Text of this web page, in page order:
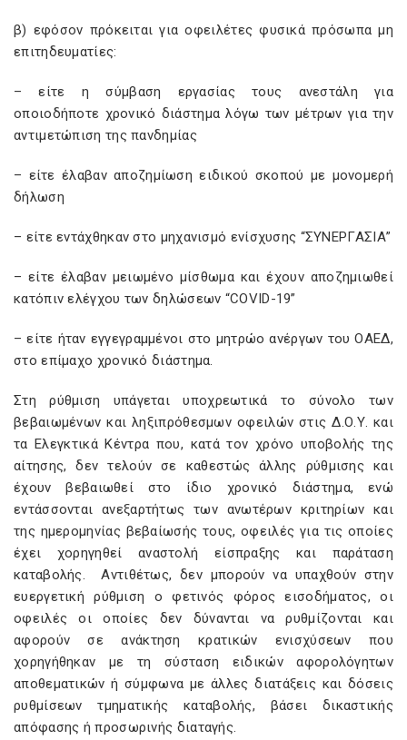
β) εφόσον πρόκειται για οφειλέτες φυσικά πρόσωπα μη
επιτηδευματίες:
– είτε η σύμβαση εργασίας τους ανεστάλη για
οποιοδήποτε χρονικό διάστημα λόγω των μέτρων για την
αντιμετώπιση της πανδημίας
– είτε έλαβαν αποζημίωση ειδικού σκοπού με μονομερή
δήλωση
– είτε εντάχθηκαν στο μηχανισμό ενίσχυσης “ΣΥΝΕΡΓΑΣΙΑ”
– είτε έλαβαν μειωμένο μίσθωμα και έχουν αποζημιωθεί
κατόπιν ελέγχου των δηλώσεων “COVID-19”
– είτε ήταν εγγεγραμμένοι στο μητρώο ανέργων του ΟΑΕΔ,
στο επίμαχο χρονικό διάστημα.
Στη ρύθμιση υπάγεται υποχρεωτικά το σύνολο των
βεβαιωμένων και ληξιπρόθεσμων οφειλών στις Δ.Ο.Υ. και
τα Ελεγκτικά Κέντρα που, κατά τον χρόνο υποβολής της
αίτησης, δεν τελούν σε καθεστώς άλλης ρύθμισης και
έχουν βεβαιωθεί στο ίδιο χρονικό διάστημα, ενώ
εντάσσονται ανεξαρτήτως των ανωτέρων κριτηρίων και
της ημερομηνίας βεβαίωσής τους, οφειλές για τις οποίες
έχει χορηγηθεί αναστολή είσπραξης και παράταση
καταβολής. Αντιθέτως, δεν μπορούν να υπαχθούν στην
ευεργετική ρύθμιση ο φετινός φόρος εισοδήματος, οι
οφειλές οι οποίες δεν δύνανται να ρυθμίζονται και
αφορούν σε ανάκτηση κρατικών ενισχύσεων που
χορηγήθηκαν με τη σύσταση ειδικών αφορολόγητων
αποθεματικών ή σύμφωνα με άλλες διατάξεις και δόσεις
ρυθμίσεων τμηματικής καταβολής, βάσει δικαστικής
απόφασης ή προσωρινής διαταγής.